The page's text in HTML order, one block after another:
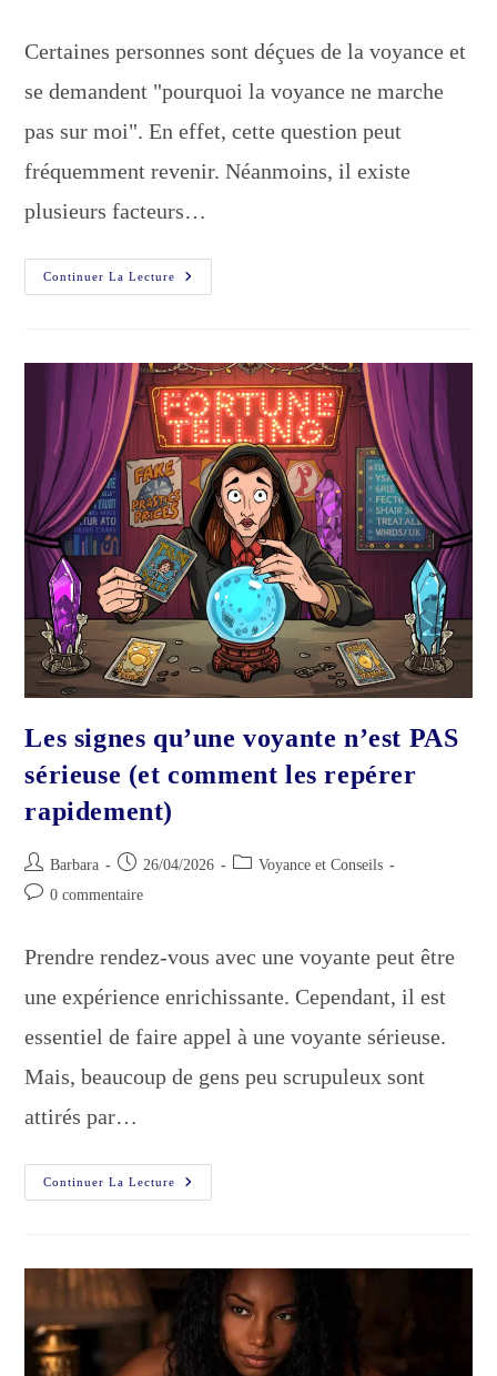
publication :
Certaines personnes sont déçues de la voyance et
se demandent "pourquoi la voyance ne marche
pas sur moi". En effet, cette question peut
fréquemment revenir. Néanmoins, il existe
plusieurs facteurs…
Continuer La Lecture
Pourquoi
La
Sur
Moi
:
4
Réponses
!
Les signes qu’une voyante n’est PAS
sérieuse (et comment les repérer
rapidement)
Auteur/autrice
de
Barbara
Publication
publiée :
26/04/2026
PostVoyance et Conseils
Commentaires
publication :
0 commentaire
Prendre rendez-vous avec une voyante peut être
une expérience enrichissante. Cependant, il est
essentiel de faire appel à une voyante sérieuse.
Mais, beaucoup de gens peu scrupuleux sont
attirés par…
Continuer La Lecture
Les
Signes
Sérieuse
Comment
Repérer
Rapidement)